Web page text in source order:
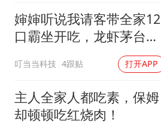
下党之路
婶婶听说我请客带全家12
口霸坐开吃，龙虾茅台点
叮当当科技 4跟贴 打开APP
主人全家人都吃素，保姆
却顿顿吃红烧肉！